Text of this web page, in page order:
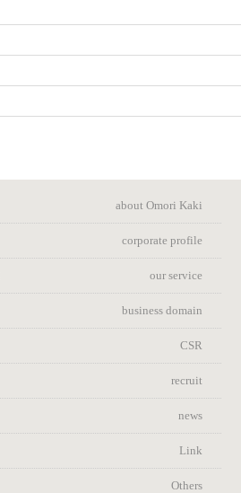
about Omori Kaki
corporate profile
our service
business domain
CSR
recruit
news
Link
Others